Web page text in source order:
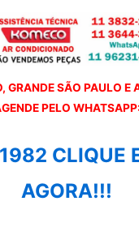
GRANDE SÃO PAULO E
GENDE PELO WHATSAPP:
CLIQUE
AGORA!!!